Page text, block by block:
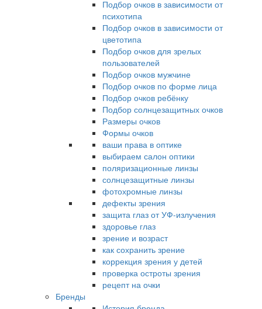
Подбор очков в зависимости от
психотипа
Подбор очков в зависимости от
цветотипа
Подбор очков для зрелых
пользователей
Подбор очков мужчине
Подбор очков по форме лица
Подбор очков ребёнку
Подбор солнцезащитных очков
Размеры очков
Формы очков
ваши права в оптике
выбираем салон оптики
поляризационные линзы
солнцезащитные линзы
фотохромные линзы
дефекты зрения
защита глаз от УФ-излучения
здоровье глаз
зрение и возраст
как сохранить зрение
коррекция зрения у детей
проверка остроты зрения
рецепт на очки
Бренды